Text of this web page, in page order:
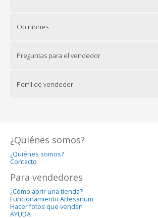
Opiniones
Preguntas para el vendedor
Perfil de vendedor
¿Quiénes somos?
¿Quiénes somos?
Contacto
Para vendedores
¿Cómo abrir una tienda?
Funcionamiento Artesanum
Hacer fotos que vendan
AYUDA